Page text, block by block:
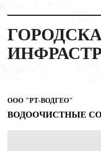
ООО "РТ-ВОДГЕО"
ВОДООЧИСТНЫЕ